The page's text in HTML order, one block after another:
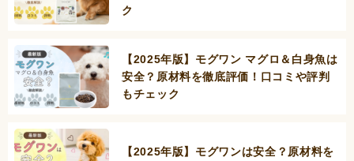
ク
【2025年版】モグワン マグロ＆白身魚は
安全？原材料を徹底評価！口コミや評判
もチェック
【2025年版】モグワンは安全？原材料を